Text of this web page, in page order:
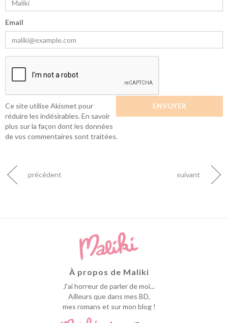
Email
Ce site utilise Akismet pour
réduire les indésirables. En savoir
plus sur la façon dont les données
de vos commentaires sont traitées.
précédent suivant
À propos de Maliki
J'ai horreur de parler de moi...
Ailleurs que dans mes BD,
mes romans et sur mon blog !